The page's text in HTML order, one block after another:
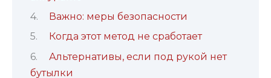
Важно: меры безопасности
Когда этот метод не сработает
Альтернативы, если под рукой нет
бутылки